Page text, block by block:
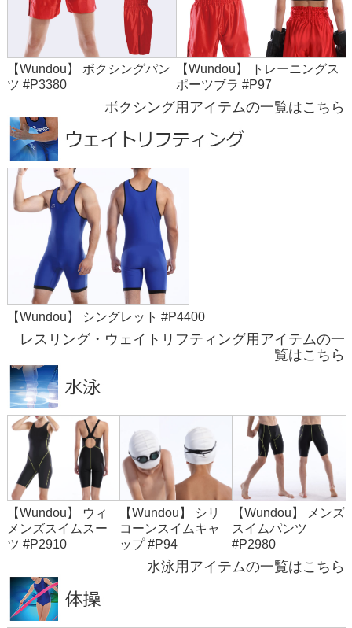
【Wundou】 ボクシングパン
ツ #P3380
【Wundou】 トレーニングス
ポーツブラ #P97
ボクシング用アイテムの一覧はこちら
【Wundou】 シングレット #P4400
レスリング・ウェイトリフティング用アイテムの一
覧はこちら
【Wundou】 ウィ
メンズスイムスー
ツ #P2910
【Wundou】 シリ
コーンスイムキャ
ップ #P94
【Wundou】 メンズ
スイムパンツ
#P2980
水泳用アイテムの一覧はこちら